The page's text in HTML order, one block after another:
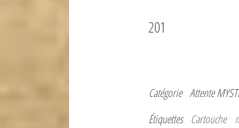
201
Catégorie Attente
Étiquettes Cartouche